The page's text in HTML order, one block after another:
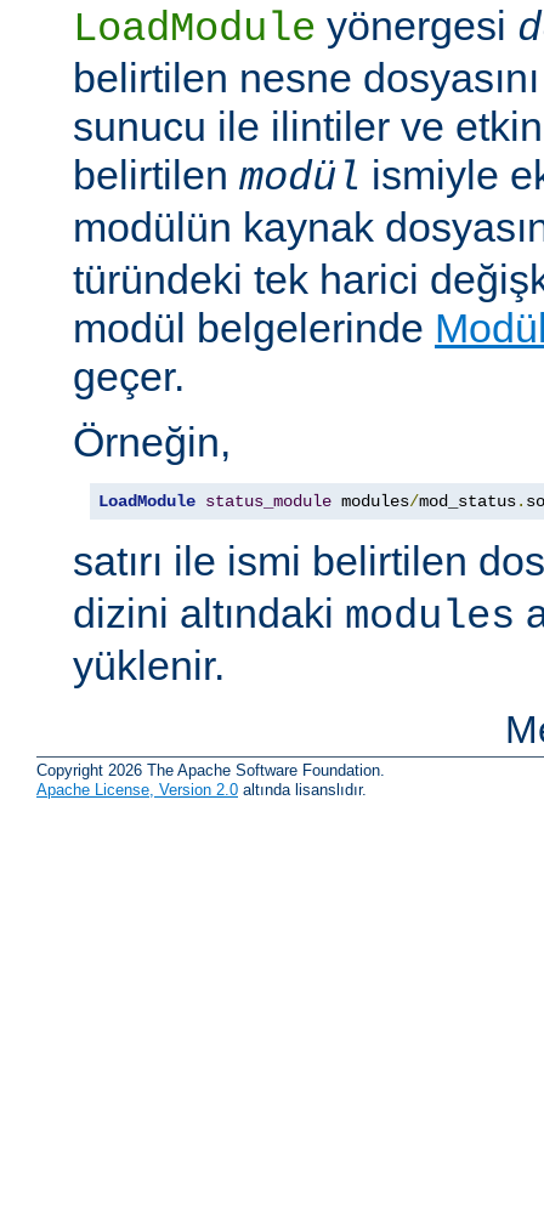
LoadModule yönergesi
belirtilen nesne
sunucu ile ilintiler ve
belirtilen modül ismiyle
modülün kaynak
türündeki tek harici
modül belgelerinde
geçer.
Örneğin,
LoadModule status_module modules/mod_status. so
satırı ile ismi belirtilen
dizini altındaki modules
yüklenir.
Copyright 2026 The Apache Software Foundation.
Apache License, Version 2.0 altında lisanslıdır.